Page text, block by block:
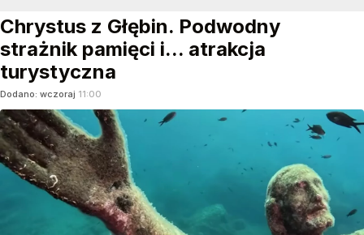
Chrystus z Głębin. Podwodny
strażnik pamięci i... atrakcja
turystyczna
Dodano: wczoraj 11:00